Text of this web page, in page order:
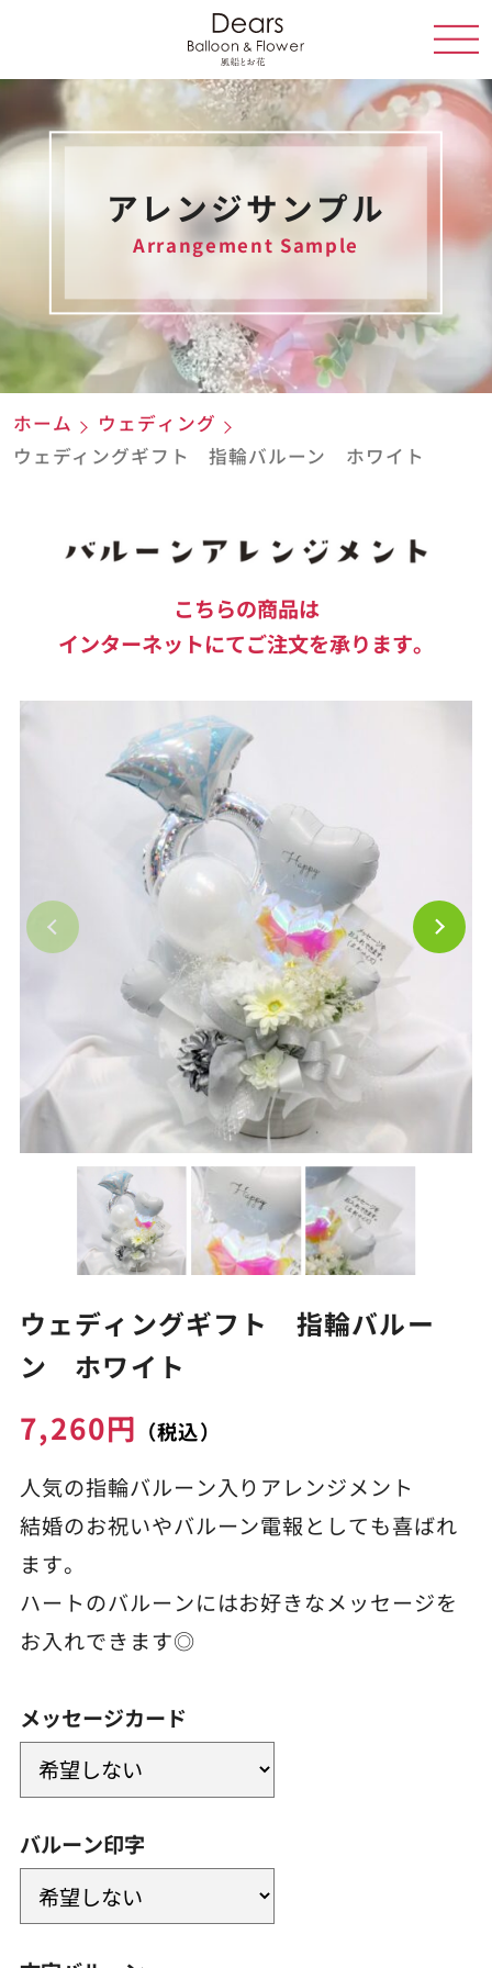
アレンジサンプル
Arrangement Sample
ホーム
ウェディング
ウェディングギフト 指輪バルーン ホワイト
こちらの商品は
インターネットにてご注文を承ります。
ウェディングギフト 指輪バルー
ン ホワイト
7,260円 （税込）
人気の指輪バルーン入りアレンジメント
結婚のお祝いやバルーン電報としても喜ばれ
ます。
ハートのバルーンにはお好きなメッセージを
お入れできます◎
メッセージカード
バルーン印字